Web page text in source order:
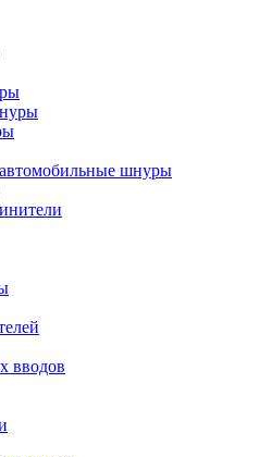
шнуры
вводов